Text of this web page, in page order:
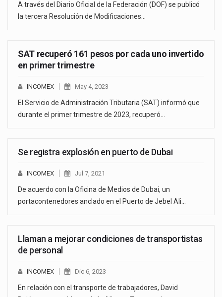
A través del Diario Oficial de la Federación (DOF) se publicó
la tercera Resolución de Modificaciones…
SAT recuperó 161 pesos por cada uno invertido
en primer trimestre
INCOMEX May 4, 2023
El Servicio de Administración Tributaria (SAT) informó que
durante el primer trimestre de 2023, recuperó…
Se registra explosión en puerto de Dubai
INCOMEX Jul 7, 2021
De acuerdo con la Oficina de Medios de Dubai, un
portacontenedores anclado en el Puerto de Jebel Ali…
Llaman a mejorar condiciones de transportistas
de personal
INCOMEX Dic 6, 2023
En relación con el transporte de trabajadores, David